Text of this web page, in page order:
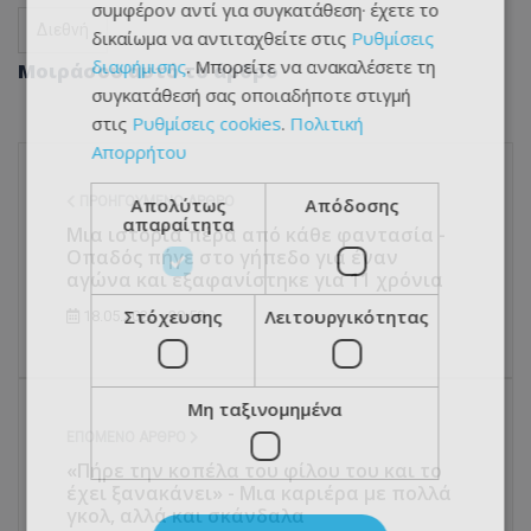
Μοιράσου αυτό το άρθρο
ΠΡΟΗΓΟΎΜΕΝΟ ΆΡΘΡΟ
Μια ιστορία πέρα από κάθε φαντασία -
Οπαδός πήγε στο γήπεδο για έναν
αγώνα και εξαφανίστηκε για 11 χρόνια
18.05.2026 - 20:59
«Πήρε την κοπέλα του φίλου του και το
γκολ, αλλά και σκάνδαλα
συμφέρον αντί για συγκατάθεση· έχετε το
δικαίωμα να αντιταχθείτε στις Ρυθμίσεις
διαφήμισης. Μπορείτε να ανακαλέσετε τη
συγκατάθεσή σας οποιαδήποτε στιγμή
στις Ρυθμίσεις cookies. Πολιτική
Απορρήτου
Απολύτως
απαραίτητα
Απόδοσης
Στόχευσης Λειτουργικότητας
Μη ταξινομημένα